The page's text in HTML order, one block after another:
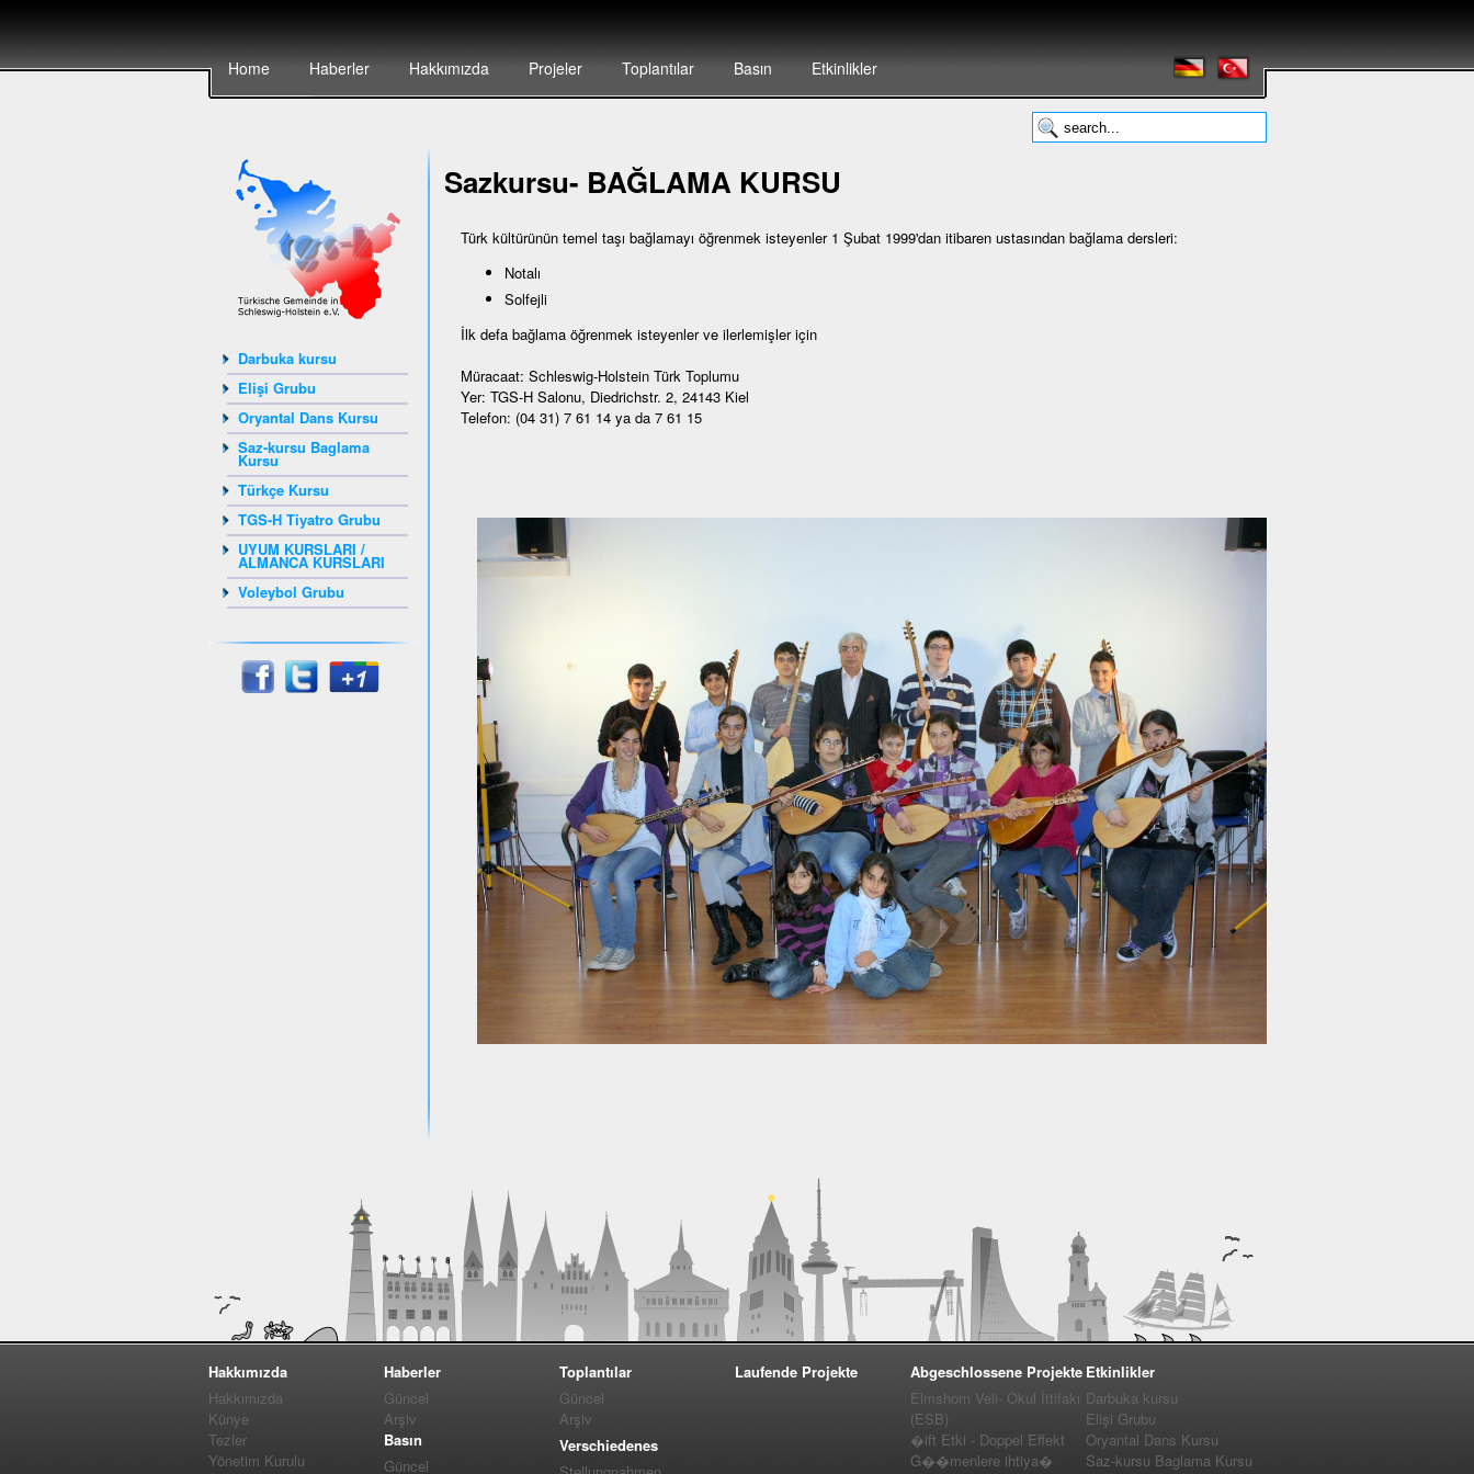
Home Haberler Hakkımızda Projeler Toplantılar Basın Etkinlikler
Darbuka kursu
Elişi Grubu
Oryantal Dans Kursu
Saz-kursu Baglama
Kursu
Türkçe Kursu
TGS-H Tiyatro Grubu
UYUM KURSLARI /
ALMANCA KURSLARI
Voleybol Grubu
Sazkursu- BAĞLAMA KURSU
Türk kültürünün temel taşı bağlamayı öğrenmek isteyenler 1 Şubat 1999'dan itibaren ustasından bağlama dersleri:
Notalı
Solfejli
İlk defa bağlama öğrenmek isteyenler ve ilerlemişler için
Müracaat: Schleswig-Holstein Türk Toplumu
Yer: TGS-H Salonu, Diedrichstr. 2, 24143 Kiel
Telefon: (04 31) 7 61 14 ya da 7 61 15
Hakkımızda
Hakkımızda
Künye
Tezler
Yönetim Kurulu
Haberler
Güncel
Arşiv
Basın
Güncel
Toplantılar
Güncel
Arşiv
Verschiedenes
Laufende Projekte
Abgeschlossene Projekte
Elmshorn Veli- Okul İttifakı
(ESB)
�ift Etki - Doppel Effekt
G��menlere ihtiya�
Etkinlikler
Darbuka kursu
Elişi Grubu
Oryantal Dans Kursu
Saz-kursu Baglama Kursu